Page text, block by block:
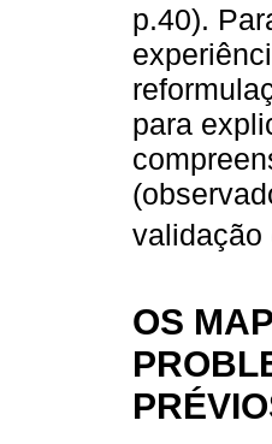
p.40).
para
validação
OS